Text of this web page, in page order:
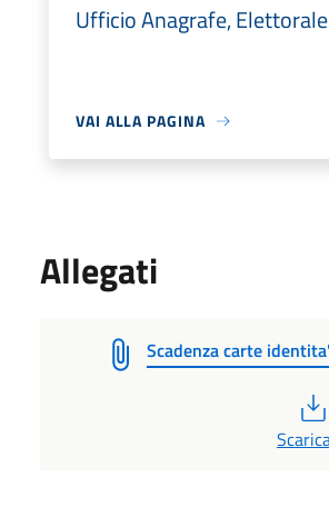
Ufficio Anagrafe,
VAI ALLA PAGINA
Allegati
Scadenza carte identita'